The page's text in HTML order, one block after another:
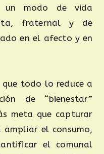
modo de vida
fraternal y de
en el afecto y en
que todo lo reduce a
de “bienestar”
meta que capturar
el consumo,
el comunal